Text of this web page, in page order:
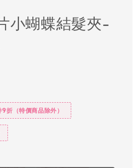
小蝴蝶結髮夾-
折（特價商品除外）